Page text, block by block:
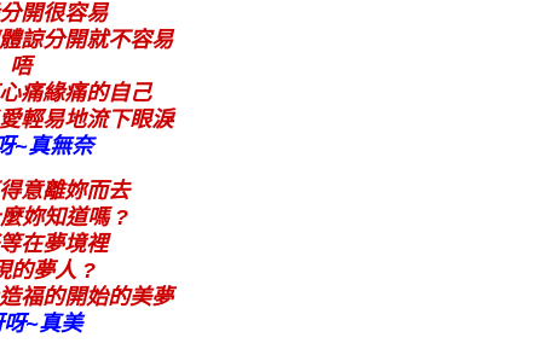
開很容易
諒分開就不容易
唔
痛緣痛的自己
輕易地流下眼淚
~真無奈
意離妳而去
妳知道嗎 ?
在夢境裡
的夢人 ?
福的開始的美夢
~真美